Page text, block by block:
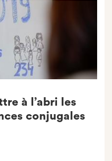
à l’abri les
conjugales